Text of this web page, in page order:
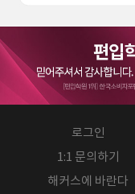
로그인
1:1 문의하기
해커스에 바란다